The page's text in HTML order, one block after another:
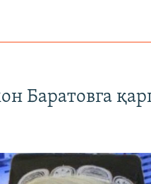
Баратовга